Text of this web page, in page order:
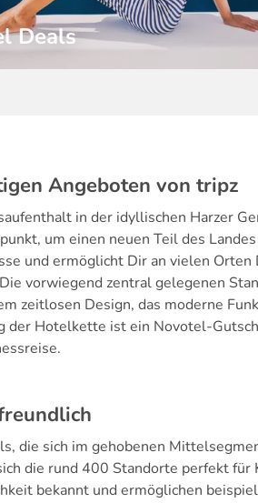
Deals
Angeboten von tripz
in der idyllischen Harzer
um einen neuen Teil des
und ermöglicht Dir an vielen Orten
vorwiegend zentral gelegenen
zeitlosen Design, das moderne
Hotelkette ist ein Novotel-
die sich im gehobenen
die rund 400 Standorte perfekt für
bekannt und ermöglichen